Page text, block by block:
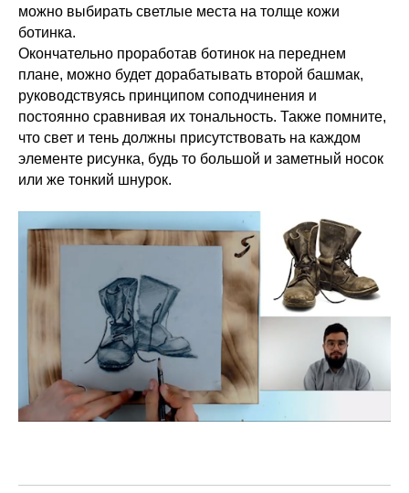
можно выбирать светлые места на толще кожи
ботинка.
Окончательно проработав ботинок на переднем
плане, можно будет дорабатывать второй башмак,
руководствуясь принципом соподчинения и
постоянно сравнивая их тональность. Также помните,
что свет и тень должны присутствовать на каждом
элементе рисунка, будь то большой и заметный носок
или же тонкий шнурок.